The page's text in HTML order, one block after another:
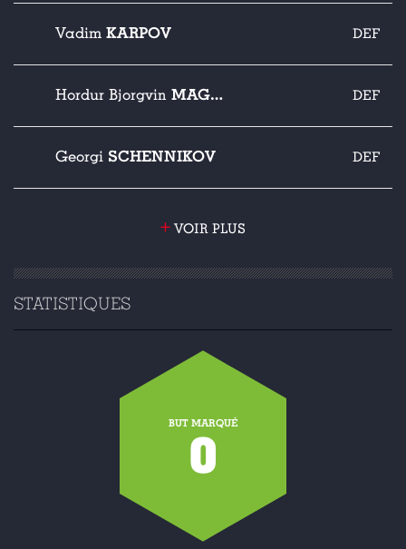
Vadim KARPOV DEF
Hordur Bjorgvin MAGNUSSON DEF
Georgi SCHENNIKOV DEF
+ VOIR PLUS
STATISTIQUES
BUT MARQUÉ
0